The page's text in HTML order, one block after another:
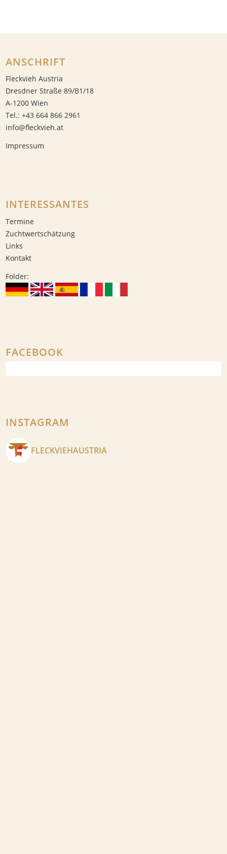
ANSCHRIFT
Fleckvieh Austria
Dresdner Straße 89/B1/18
A-1200 Wien
Tel.: +43 664 866 2961
info@fleckvieh.at
Impressum
INTERESSANTES
Termine
Zuchtwertschätzung
Links
Kontakt
Folder:
FACEBOOK
INSTAGRAM
FLECKVIEHAUSTRIA